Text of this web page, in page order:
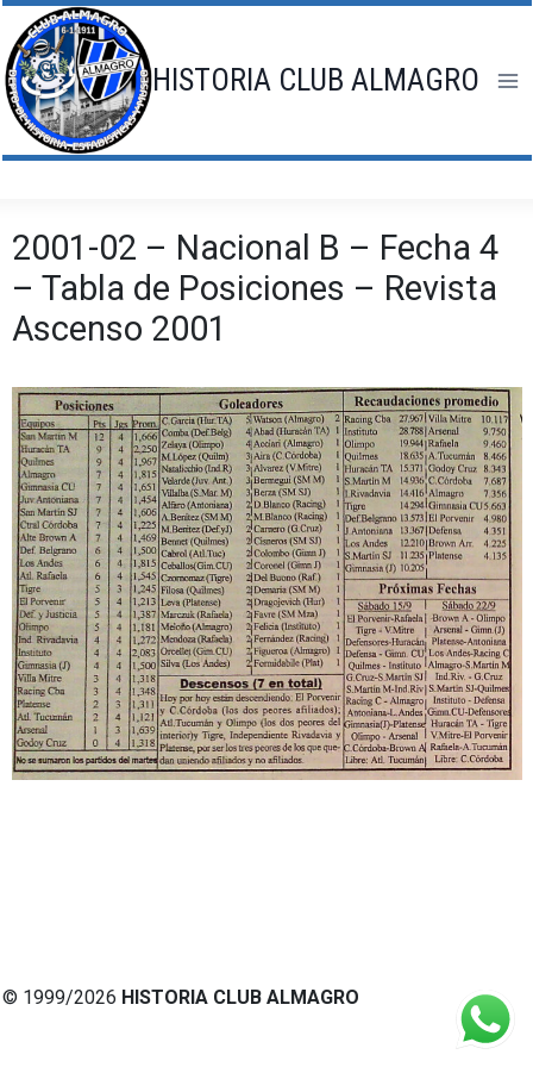
Saltar
al
contenido
HISTORIA CLUB ALMAGRO
2001-02 – Nacional B – Fecha 4
– Tabla de Posiciones – Revista
Ascenso 2001
© 1999/2026 HISTORIA CLUB ALMAGRO